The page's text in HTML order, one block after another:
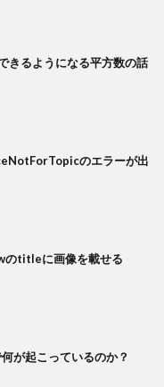
きるようになる平方数の話
のエラーが出
titleに画像を載せる
が起こっているのか？